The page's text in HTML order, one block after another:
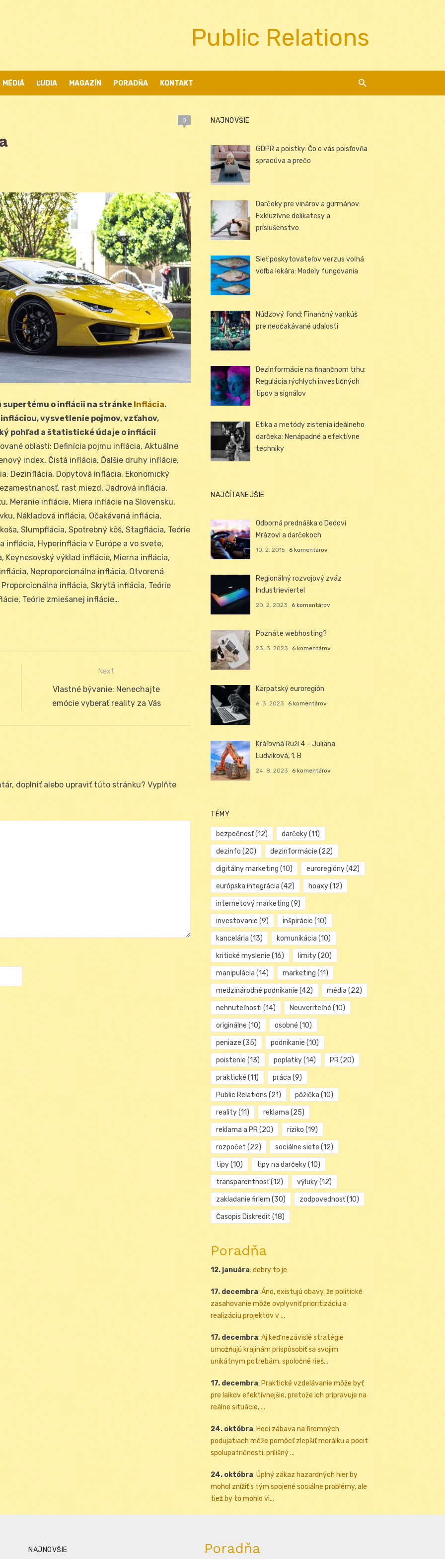
Public Relations
MÉDIÁ ĽUDIA MAGAZÍN PORADŇA KONTAKT
0
o inflácii na stránke Inflácia.
vysvetlenie pojmov, vzťahov,
pohľad a štatistické údaje o inflácii
oblasti: Definícia pojmu inflácia, Aktuálne
index, Čistá inflácia, Ďalšie druhy inflácie,
Dezinflácia, Dopytová inflácia, Ekonomický
rast miezd, Jadrová inflácia,
Meranie inflácie, Miera inflácie na Slovensku,
Nákladová inflácia, Očakávaná inflácia,
Slumpflácia, Spotrebný kôš, Stagflácia, Teórie
Hyperinflácia v Európe a vo svete,
Keynesovský výklad inflácie, Mierna inflácia,
Neproporcionálna inflácia, Otvorená
inflácia, Skrytá inflácia, Teórie
Teórie zmiešanej inflácie…
Next
Next
post:
Vlastné bývanie: Nenechajte
emócie vyberať reality za Vás
doplniť alebo upraviť túto stránku? Vyplňte
NAJNOVŠIE
GDPR a poistky: Čo o vás poisťovňa
spracúva a prečo
Darčeky pre vinárov a gurmánov:
Exkluzívne delikatesy a
príslušenstvo
Sieť poskytovateľov verzus voľná
voľba lekára: Modely fungovania
Núdzový fond: Finančný vankúš
pre neočakávané udalosti
Dezinformácie na finančnom trhu:
Regulácia rýchlych investičných
tipov a signálov
Etika a metódy zistenia ideálneho
darčeka: Nenápadné a efektívne
techniky
NAJČÍTANEJŠIE
Odborná prednáška o Dedovi
Mrázovi a darčekoch
10. 2. 2015 6 komentárov
Regionálný rozvojový zväz
Industrieviertel
20. 2. 2023 6 komentárov
Poznáte webhosting?
23. 3. 2023 6 komentárov
Karpatský euroregión
6. 3. 2023 6 komentárov
Kráľovná Ruží 4 – Juliana
Ludviková, 1. B
24. 8. 2023 6 komentárov
TÉMY
bezpečnosť(12) darčeky(11)
dezinfo (20) dezinformácie (22)
digitálny marketing (10) euroregióny(42)
európska integrácia (42) hoaxy(12)
internetový marketing (9)
investovanie (9) inšpirácie (10)
kancelária (13) komunikácia (10)
kritické myslenie (16) limity(20)
manipulácia (14) marketing (11)
medzinárodné podnikanie (42) média (22)
nehnuteľnosti (14) Neuveriteľné (10)
originálne (10) osobné (10)
peniaze (35) podnikanie (10)
poistenie (13) poplatky(14) PR(20)
praktické (11) práca (9)
Public Relations (21) pôžička (10)
reality(11) reklama (25)
reklama a PR(20) riziko (19)
rozpočet (22) sociálne siete (12)
tipy(10) tipy na darčeky(10)
transparentnosť(12) výluky(12)
zakladanie firiem (30) zodpovednosť(10)
Časopis Diskredit (18)
Poradňa
12. januára: dobry to je
17. decembra: Áno, existujú obavy, že politické
zasahovanie môže ovplyvniť prioritizáciu a
realizáciu projektov v ...
17. decembra: Aj keď nezávislé stratégie
umožňujú krajinám prispôsobiť sa svojim
unikátnym potrebám, spoločné rieš...
17. decembra: Praktické vzdelávanie môže byť
pre laikov efektívnejšie, pretože ich pripravuje na
reálne situácie, ...
24. októbra: Hoci zábava na firemných
podujatiach môže pomôcť zlepšiť morálku a pocit
spolupatričnosti, prílišný ...
24. októbra: Úplný zákaz hazardných hier by
mohol znížiť s tým spojené sociálne problémy, ale
tiež by to mohlo vi...
NAJNOVŠIE Poradňa